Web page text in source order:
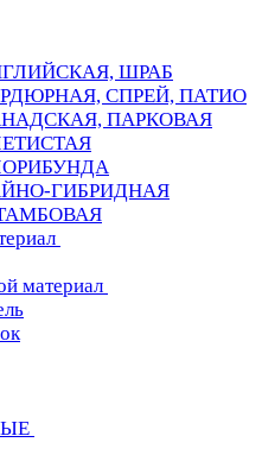
ШРАБ
СПРЕЙ, ПАТИО
ПАРКОВАЯ
ГИБРИДНАЯ
материал